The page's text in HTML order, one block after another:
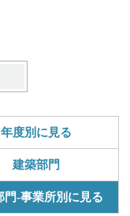
年度別に見る
建築部門
門-事業所別に見る